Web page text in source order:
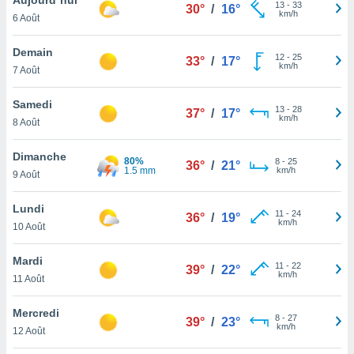
et
»,
au
vous
qu'ils
ou
le
ainsi
un
la
du
6 Août
30° / 16° 13- 33
km/h
Demain
7 Août
33° / 17° 12- 25
km/h
Samedi
8 Août
37° / 17° 13- 28
km/h
Dimanche
9 Août
80%
1.5 mm
36° / 21° 8- 25
km/h
Lundi
10 Août
36° / 19° 11 - 24
km/h
Mardi
11 Août
39° / 22° 11 - 22
km/h
Mercredi
12 Août
39° / 23° 8- 27
km/h